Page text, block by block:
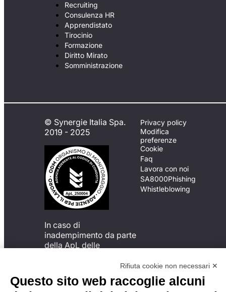
Recruiting
Consulenza HR
Apprendistato
Tirocinio
Formazione
Diritto Mirato
Somministrazione
© Synergie Italia Spa.
2019 - 2025
In caso di
inadempimento da parte
della ApL delle
del Codice di Condotta, è
possibile presentare un
reclamo
Privacy policy
Modifica
preferenze
Cookie
Faq
Lavora con noi
SA8000Phishing
Whistleblowing
Rifiuta cookie non necessari ✕
Questo sito web raccoglie alcuni